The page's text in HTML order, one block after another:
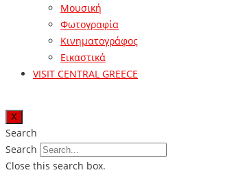
Μουσική
Φωτογραφία
Κινηματογράφος
Εικαστικά
VISIT CENTRAL GREECE
X
Search
Search
Close this search box.